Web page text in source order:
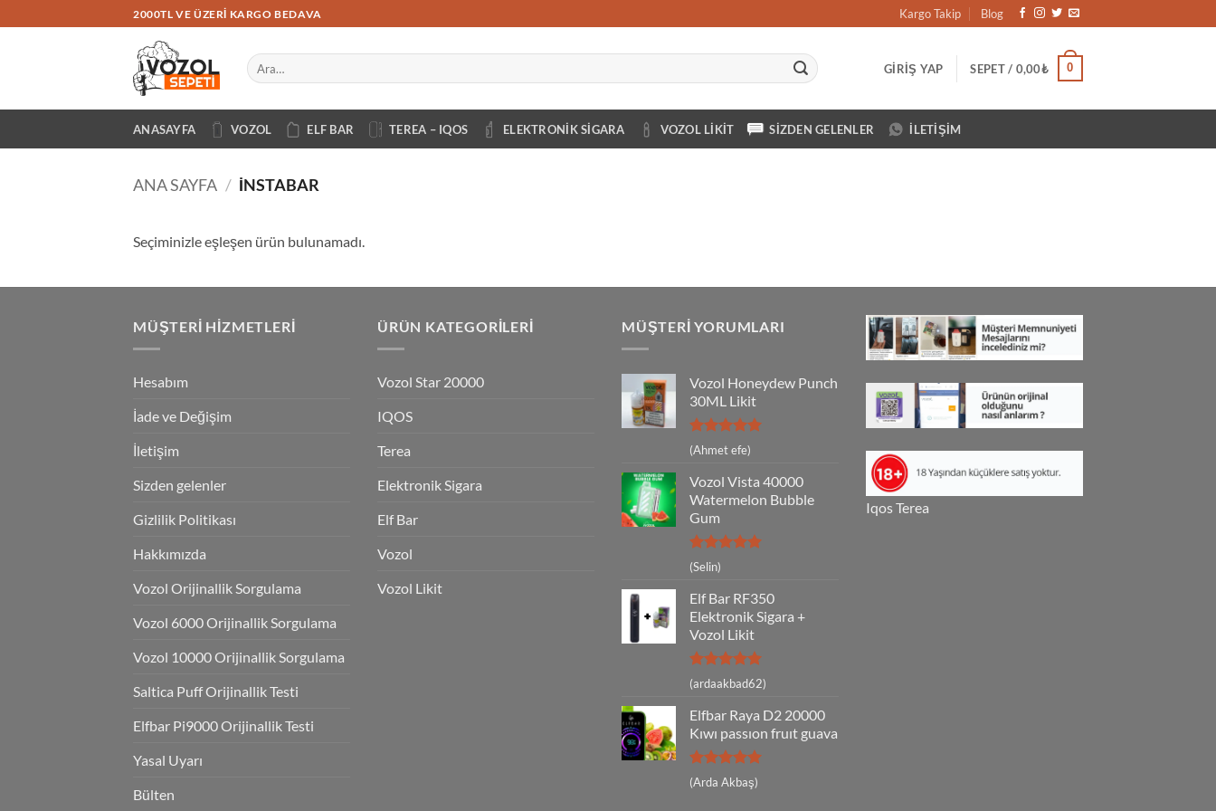
atla
2000TL VE ÜZERI KARGO BEDAVA Kargo Takip Blog
Ara:
GIRIŞ YAP SEPET / 0,00₺ 0
ANASAYFA VOZOL ELF BAR TEREA – IQOS ELEKTRONIK SIGARA VOZOL LIKIT SIZDEN GELENLER İLETIŞIM
ANA SAYFA / İNSTABAR
Seçiminizle eşleşen ürün bulunamadı.
MÜŞTERI HIZMETLERI
Hesabım
İade ve Değişim
İletişim
Sizden gelenler
Gizlilik Politikası
Hakkımızda
Vozol Orijinallik Sorgulama
Vozol 6000 Orijinallik Sorgulama
Vozol 10000 Orijinallik Sorgulama
Saltica Puff Orijinallik Testi
Elfbar Pi9000 Orijinallik Testi
Yasal Uyarı
Bülten
ÜRÜN KATEGORILERI
Vozol Star 20000
IQOS
Terea
Elektronik Sigara
Elf Bar
Vozol
Vozol Likit
MÜŞTERI YORUMLARI
Vozol Honeydew Punch
30ML Likit
5 üzerinden
5
(Ahmet efe)
Vozol Vista 40000
Watermelon Bubble
Gum
5 üzerinden
5
oy aldı
(Selin)
Elf Bar RF350
Elektronik Sigara +
Vozol Likit
5 üzerinden
5
(ardaakbad62)
Elfbar Raya D2 20000
Kıwı passıon fruıt guava
5 üzerinden
5
(Arda Akbaş)
Iqos Terea